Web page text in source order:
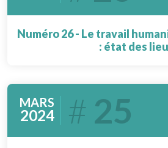
Numéro 26 - Le travail
: état des
MARS
2024 25